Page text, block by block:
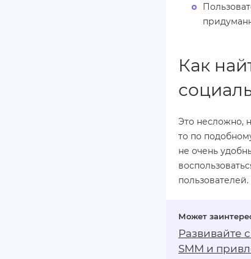
Как
Это несложно,
то по
не очень
Развивайте
SMM и